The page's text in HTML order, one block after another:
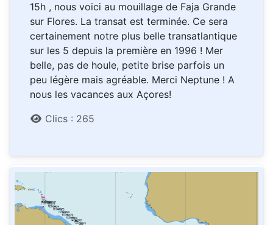
15h , nous voici au mouillage de Faja Grande
sur Flores. La transat est terminée. Ce sera
certainement notre plus belle transatlantique
sur les 5 depuis la première en 1996 ! Mer
belle, pas de houle, petite brise parfois un
peu légère mais agréable. Merci Neptune ! A
nous les vacances aux Açores!
DétailsClics : 265